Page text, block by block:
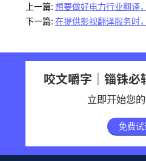
上一篇: 想要做好电力行业翻译
下一篇: 在提供影视翻译服务时
咬文嚼字｜锱铢必
立即开始您
免费试